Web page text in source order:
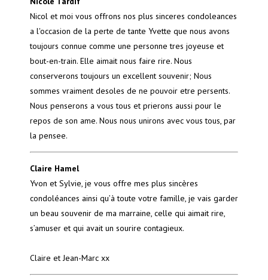
Nicol et moi vous offrons nos plus sinceres condoleances
a l'occasion de la perte de tante Yvette que nous avons
toujours connue comme une personne tres joyeuse et
bout-en-train. Elle aimait nous faire rire. Nous
conserverons toujours un excellent souvenir; Nous
sommes vraiment desoles de ne pouvoir etre persents.
Nous penserons a vous tous et prierons aussi pour le
repos de son ame. Nous nous unirons avec vous tous, par
la pensee.
Claire Hamel
Yvon et Sylvie, je vous offre mes plus sincères
condoléances ainsi qu’à toute votre famille, je vais garder
un beau souvenir de ma marraine, celle qui aimait rire,
s’amuser et qui avait un sourire contagieux.
Claire et Jean-Marc xx